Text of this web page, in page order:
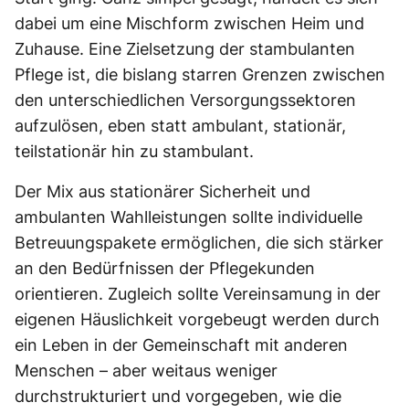
dabei um eine Mischform zwischen Heim und
Zuhause. Eine Zielsetzung der stambulanten
Pflege ist, die bislang starren Grenzen zwischen
den unterschiedlichen Versorgungssektoren
aufzulösen, eben statt ambulant, stationär,
teilstationär hin zu stambulant.
Der Mix aus stationärer Sicherheit und
ambulanten Wahlleistungen sollte individuelle
Betreuungspakete ermöglichen, die sich stärker
an den Bedürfnissen der Pflegekunden
orientieren. Zugleich sollte Vereinsamung in der
eigenen Häuslichkeit vorgebeugt werden durch
ein Leben in der Gemeinschaft mit anderen
Menschen – aber weitaus weniger
durchstrukturiert und vorgegeben, wie die